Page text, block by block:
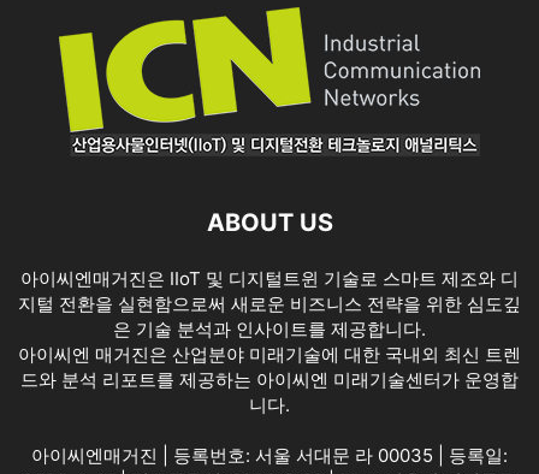
ABOUT US
아이씨엔매거진은 IIoT 및 디지털트윈 기술로 스마트 제조와 디
지털 전환을 실현함으로써 새로운 비즈니스 전략을 위한 심도깊
은 기술 분석과 인사이트를 제공합니다.
아이씨엔 매거진은 산업분야 미래기술에 대한 국내외 최신 트렌
드와 분석 리포트를 제공하는 아이씨엔 미래기술센터가 운영합
니다.
아이씨엔매거진 | 등록번호: 서울 서대문 라 00035 | 등록일: